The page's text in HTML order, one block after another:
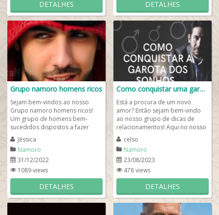
DETALHES DETALHES
Grupo namoro homens ricos
Sejam bem-vindos ao nosso
Grupo namoro homens ricos!
Um grupo de homens bem-
sucedidos dispostos a fazer
novas amizades e que estão a
procura de um novo grande...
Jéssica
Namoro
31/12/2022
1089 views
DETALHES
Como conquistar uma garota
Está a procura de um novo
amor? Então sejam bem-vindo
ao nosso grupo de dicas de
relacionamentos! Aqui no nosso
grupo de Whats nós damos
muitas dicas...
celso
Namoro
23/08/2023
478 views
DETALHES